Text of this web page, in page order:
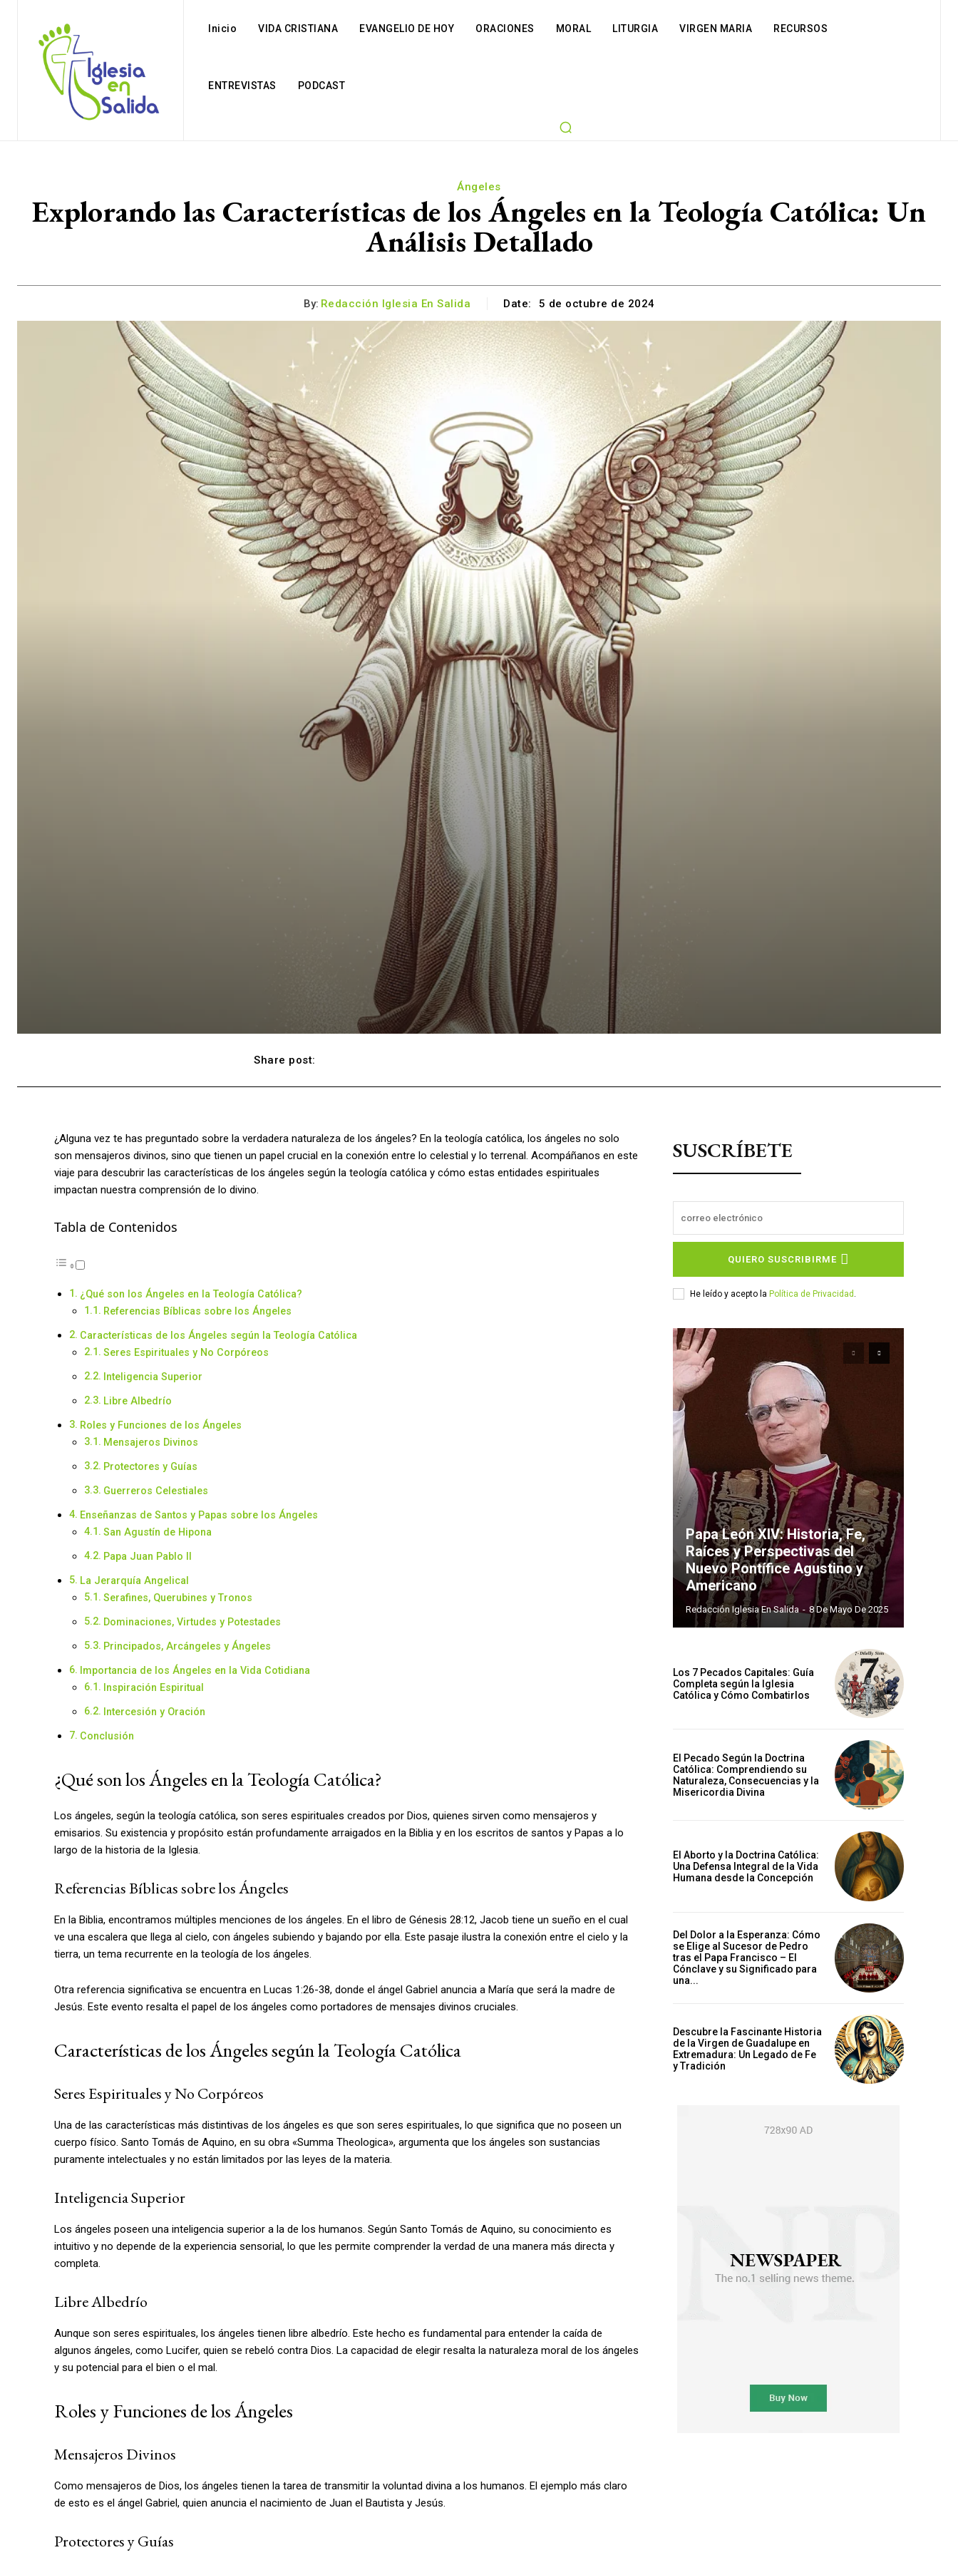
Inicio VIDA CRISTIANA EVANGELIO DE HOY ORACIONES MORAL LITURGIA VIRGEN MARIA RECURSOS
ENTREVISTAS PODCAST
Ángeles
Explorando las Características de los Ángeles en la Teología Católica: Un
Análisis Detallado
By: Redacción Iglesia En Salida Date: 5 de octubre de 2024
Share post:
¿Alguna vez te has preguntado sobre la verdadera naturaleza de los ángeles? En la teología católica, los ángeles no solo
son mensajeros divinos, sino que tienen un papel crucial en la conexión entre lo celestial y lo terrenal. Acompáñanos en este
viaje para descubrir las características de los ángeles según la teología católica y cómo estas entidades espirituales
impactan nuestra comprensión de lo divino.
Tabla de Contenidos
¿Qué son los Ángeles en la Teología Católica?
Referencias Bíblicas sobre los Ángeles
Características de los Ángeles según la Teología Católica
Seres Espirituales y No Corpóreos
Inteligencia Superior
Libre Albedrío
Roles y Funciones de los Ángeles
Mensajeros Divinos
Protectores y Guías
Guerreros Celestiales
Enseñanzas de Santos y Papas sobre los Ángeles
San Agustín de Hipona
Papa Juan Pablo II
La Jerarquía Angelical
Serafines, Querubines y Tronos
Dominaciones, Virtudes y Potestades
Principados, Arcángeles y Ángeles
Importancia de los Ángeles en la Vida Cotidiana
Inspiración Espiritual
Intercesión y Oración
Conclusión
¿Qué son los Ángeles en la Teología Católica?
Los ángeles, según la teología católica, son seres espirituales creados por Dios, quienes sirven como mensajeros y
emisarios. Su existencia y propósito están profundamente arraigados en la Biblia y en los escritos de santos y Papas a lo
largo de la historia de la Iglesia.
Referencias Bíblicas sobre los Ángeles
En la Biblia, encontramos múltiples menciones de los ángeles. En el libro de Génesis 28:12, Jacob tiene un sueño en el cual
ve una escalera que llega al cielo, con ángeles subiendo y bajando por ella. Este pasaje ilustra la conexión entre el cielo y la
tierra, un tema recurrente en la teología de los ángeles.
Otra referencia significativa se encuentra en Lucas 1:26-38, donde el ángel Gabriel anuncia a María que será la madre de
Jesús. Este evento resalta el papel de los ángeles como portadores de mensajes divinos cruciales.
Características de los Ángeles según la Teología Católica
Seres Espirituales y No Corpóreos
Una de las características más distintivas de los ángeles es que son seres espirituales, lo que significa que no poseen un
cuerpo físico. Santo Tomás de Aquino, en su obra «Summa Theologica», argumenta que los ángeles son sustancias
puramente intelectuales y no están limitados por las leyes de la materia.
Inteligencia Superior
Los ángeles poseen una inteligencia superior a la de los humanos. Según Santo Tomás de Aquino, su conocimiento es
intuitivo y no depende de la experiencia sensorial, lo que les permite comprender la verdad de una manera más directa y
completa.
Libre Albedrío
Aunque son seres espirituales, los ángeles tienen libre albedrío. Este hecho es fundamental para entender la caída de
algunos ángeles, como Lucifer, quien se rebeló contra Dios. La capacidad de elegir resalta la naturaleza moral de los ángeles
y su potencial para el bien o el mal.
Roles y Funciones de los Ángeles
Mensajeros Divinos
Como mensajeros de Dios, los ángeles tienen la tarea de transmitir la voluntad divina a los humanos. El ejemplo más claro
de esto es el ángel Gabriel, quien anuncia el nacimiento de Juan el Bautista y Jesús.
Protectores y Guías
SUSCRÍBETE
QUIERO SUSCRIBIRME
He leído y acepto la Política de Privacidad
Papa León XIV: Historia, Fe,
Raíces y Perspectivas del
Nuevo Pontífice Agustino y
Americano
Redacción Iglesia En Salida - 8 De Mayo De 2025
Los 7 Pecados Capitales: Guía
Completa según la Iglesia
Católica y Cómo Combatirlos
El Pecado Según la Doctrina
Católica: Comprendiendo su
Naturaleza, Consecuencias y la
Misericordia Divina
El Aborto y la Doctrina Católica:
Una Defensa Integral de la Vida
Humana desde la Concepción
Del Dolor a la Esperanza: Cómo
se Elige al Sucesor de Pedro
tras el Papa Francisco – El
Cónclave y su Significado para
una...
Descubre la Fascinante Historia
de la Virgen de Guadalupe en
Extremadura: Un Legado de Fe
y Tradición